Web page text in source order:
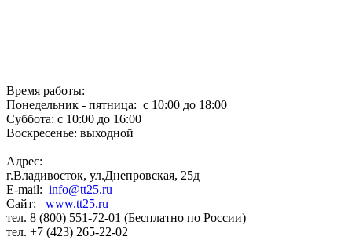
Время работы:
Понедельник - пятница: с 10:00 до 18:00
Суббота: с 10:00 до 16:00
Воскресенье: выходной
Адрес:
г.Владивосток, ул.Днепровская, 25д
E-mail: info@tt25.ru
Сайт: www.tt25.ru
тел. 8 (800) 551-72-01 (Бесплатно по России)
тел. +7 (423) 265-22-02